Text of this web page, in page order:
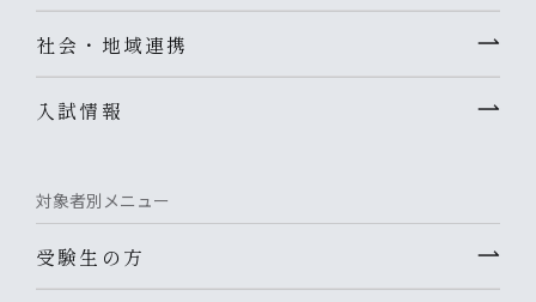
社会・地域連携
入試情報
対象者別メニュー
受験生の方